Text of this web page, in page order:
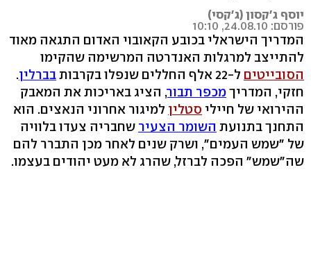
יוסף ג'קסון (ג'קסי)
פורסם: 24.08.10, 10:10
המדריך הישראלי בכובע הקאובוי האדום התגאה מאוד
להתייצב למרגלות האנדרטה המרשימה שהקימו
הסובייטים ל-22 אלף החללים שנפלו בקרבות בברלין.
חזקי, המדריךמכפר תבור, הציג באריכות את המאבק
ההירואי של חיילי סטלין למיגור אחרוני הנאצים. הוא
התחנך בתנועת השומר הצעיר שחבריה צעדו בלוויה
של "שמש העמים", ושרק שנים לאחר מכן התברר להם
שה"שמש" הפכה לברזל, שהרג לא מעט יהודים בעצמו.